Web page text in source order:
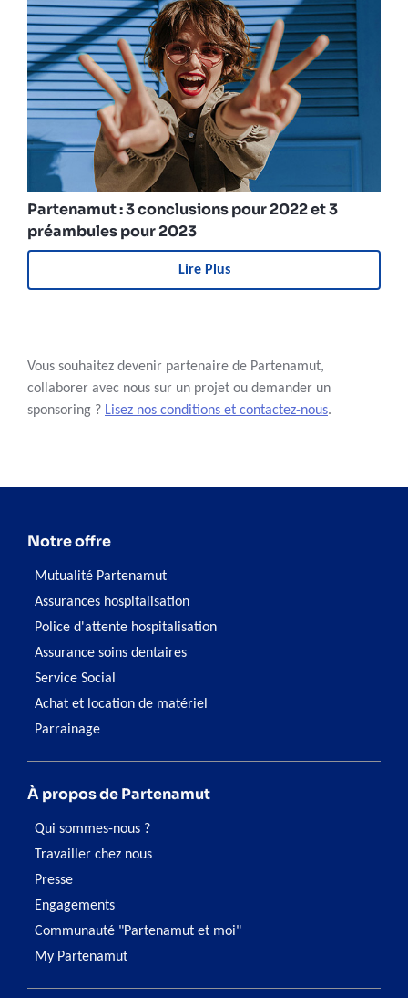
Partenamut : 3 conclusions pour 2022 et 3
préambules pour 2023
Lire Plus
Vous souhaitez devenir partenaire de Partenamut,
collaborer avec nous sur un projet ou demander un
sponsoring ? Lisez nos conditions et contactez-nous.
Notre offre
Mutualité Partenamut
Assurances hospitalisation
Police d'attente hospitalisation
Assurance soins dentaires
Service Social
Achat et location de matériel
Parrainage
À propos de Partenamut
Qui sommes-nous ?
Travailler chez nous
Presse
Engagements
Communauté "Partenamut et moi"
My Partenamut